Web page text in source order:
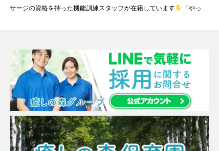
サージの資格を持った機能訓練スタッフが在籍しています
「やっぱ